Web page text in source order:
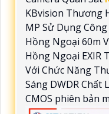
KBvision Thương
MP Sử Dụng
Hồng Ngoại 60m
Hồng Ngoại EXIR
Với Chức Năng
Sáng DWDR Chất
CMOS phiên bản